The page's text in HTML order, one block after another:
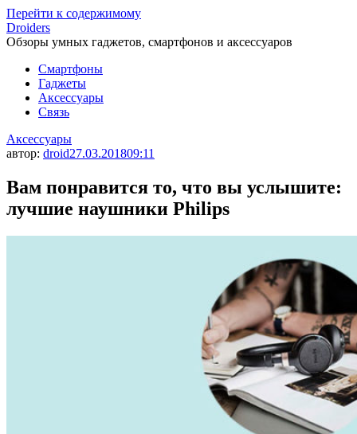
Перейти к содержимому
Droiders
Обзоры умных гаджетов, смартфонов и аксессуаров
Смартфоны
Гаджеты
Аксессуары
Связь
Аксессуары
автор: droid27.03.201809:11
Вам понравится то, что вы услышите:
лучшие наушники Philips